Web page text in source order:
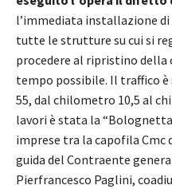
l’immediata installazione
tutte le strutture su cui si
procedere al ripristino della
tempo possibile. Il traffico
55, dal chilometro 10,5 al
lavori è stata la
imprese tra la capofila Cmc
guida del Contraente
Pierfrancesco Paglini,